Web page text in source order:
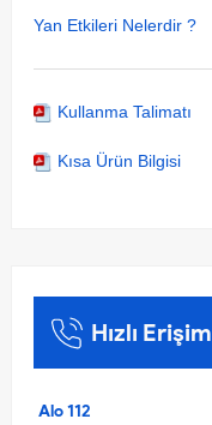
Yan Etkileri Nelerdir ?
Kullanma Talimatı
Kısa Ürün Bilgisi
Hızlı Erişim
Alo 112